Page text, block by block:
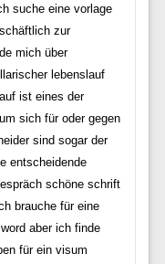
suche eine vorlage
zur
mich über
lebenslauf
ist eines der
sich für oder gegen
sind sogar der
entscheidende
schöne schrift
brauche für eine
aber ich finde
für ein visum